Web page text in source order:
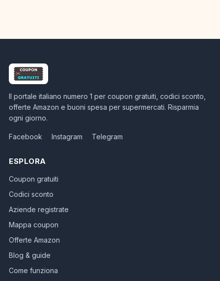
Il portale italiano numero 1 per coupon gratuiti, codici sconto,
offerte Amazon e buoni spesa per supermercati. Risparmia
ogni giorno.
Facebook Instagram Telegram
ESPLORA
Coupon gratuiti
Codici sconto
Aziende registrate
Mappa coupon
Offerte Amazon
Blog & guide
Come funziona